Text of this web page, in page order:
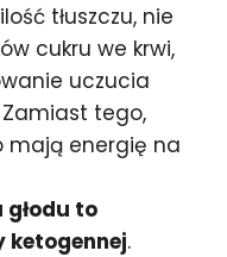
tłuszczu, nie
cukru we krwi,
uczucia
tego,
mają energię na
to
ketogennej.